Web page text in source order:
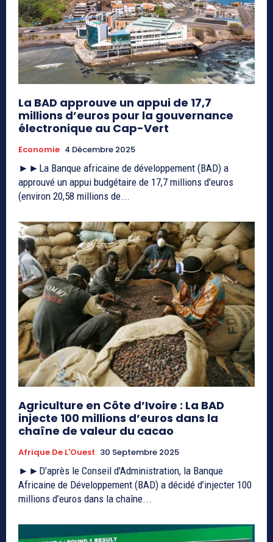
La BAD approuve un appui de 17,7
millions d’euros pour la gouvernance
électronique au Cap-Vert
Economie 4 Décembre 2025
►►La Banque africaine de développement (BAD) a
approuvé un appui budgétaire de 17,7 millions d'euros
(environ 20,58 millions de...
Agriculture en Côte d’Ivoire : La BAD
injecte 100 millions d’euros dans la
chaîne de valeur du cacao
Afrique De L'Ouest 30 Septembre 2025
►►D’après le Conseil d'Administration, la Banque
Africaine de Développement (BAD) a décidé d’injecter 100
millions d’euros dans la chaîne...